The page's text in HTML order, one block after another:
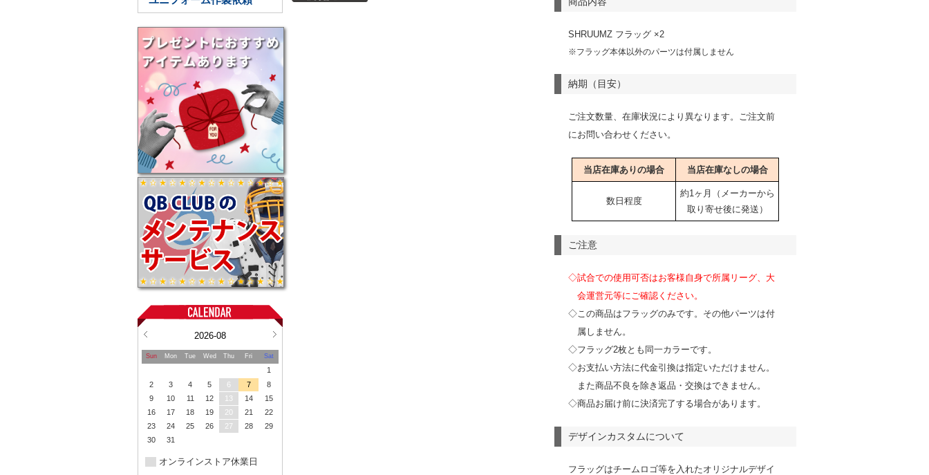
2026-08
Sun Mon Tue Wed Thu Fri Sat
1
2
3 4 5 6 7
8
9
10 11 12 13 14
15
16
17 18 19 20 21
22
23
24 25 26 27 28
29
30
31
オンラインストア休業日
SHRUUMZ フラッグ ×2
※フラッグ本体以外のパーツは付属しません
納期（目安）
ご注文数量、在庫状況により異なります。ご注文前
にお問い合わせください。
当店在庫ありの場合 当店在庫なしの場合
数日程度
約1ヶ月（メーカーから
取り寄せ後に発送）
ご注意
◇試合での使用可否はお客様自身で所属リーグ、大
会運営元等にご確認ください。
◇この商品はフラッグのみです。その他パーツは付
属しません。
◇フラッグ2枚とも同一カラーです。
◇お支払い方法に代金引換は指定いただけません。
また商品不良を除き返品・交換はできません。
◇商品お届け前に決済完了する場合があります。
デザインカスタムについて
フラッグはチームロゴ等を入れたオリジナルデザイ